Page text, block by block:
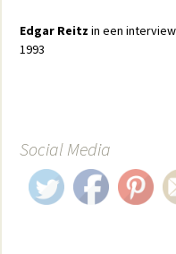
Edgar Reitz in een
1993
Social Media